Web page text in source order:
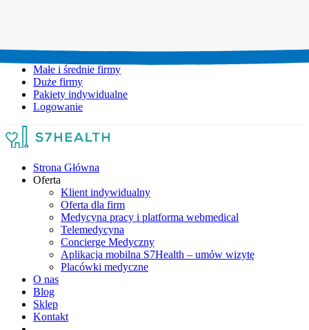
Małe i średnie firmy
Duże firmy
Pakiety indywidualne
Logowanie
Strona Główna
Oferta
Klient indywidualny
Oferta dla firm
Medycyna pracy i platforma webmedical
Telemedycyna
Concierge Medyczny
Aplikacja mobilna S7Health – umów wizytę
Placówki medyczne
O nas
Blog
Sklep
Kontakt